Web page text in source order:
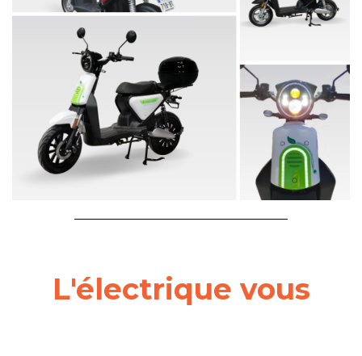
L'électrique vous